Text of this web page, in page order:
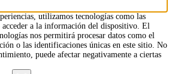
utilizamos tecnologías como las
acceder a la información del dispositivo. El
nos permitirá procesar datos como el
o las identificaciones únicas en este sitio. No
puede afectar negativamente a ciertas